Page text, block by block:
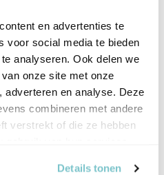
en advertenties te
voor social media te bieden
analyseren. Ook delen we
onze site met onze
adverteren en analyse. Deze
combineren met andere
verstrekt of die ze hebben
Details tonen